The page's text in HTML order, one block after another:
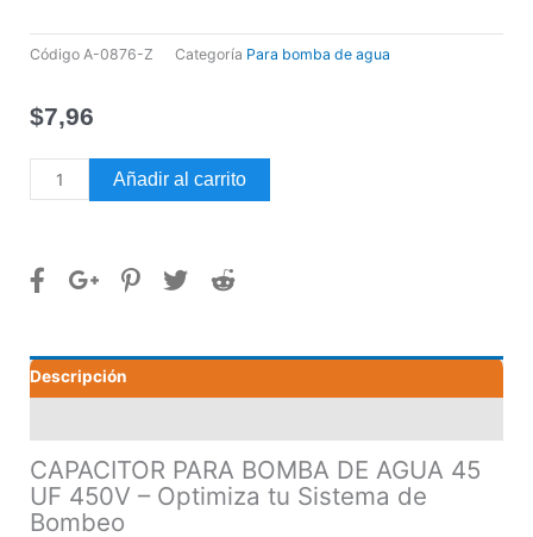
Código A-0876-Z Categoría Para bomba de agua
$7,96
CAPACITOR
PARA
AGUA
450V
cantidad
Añadir al carrito
Descripción
CAPACITOR PARA BOMBA DE AGUA 45
UF 450V – Optimiza tu Sistema de
Bombeo